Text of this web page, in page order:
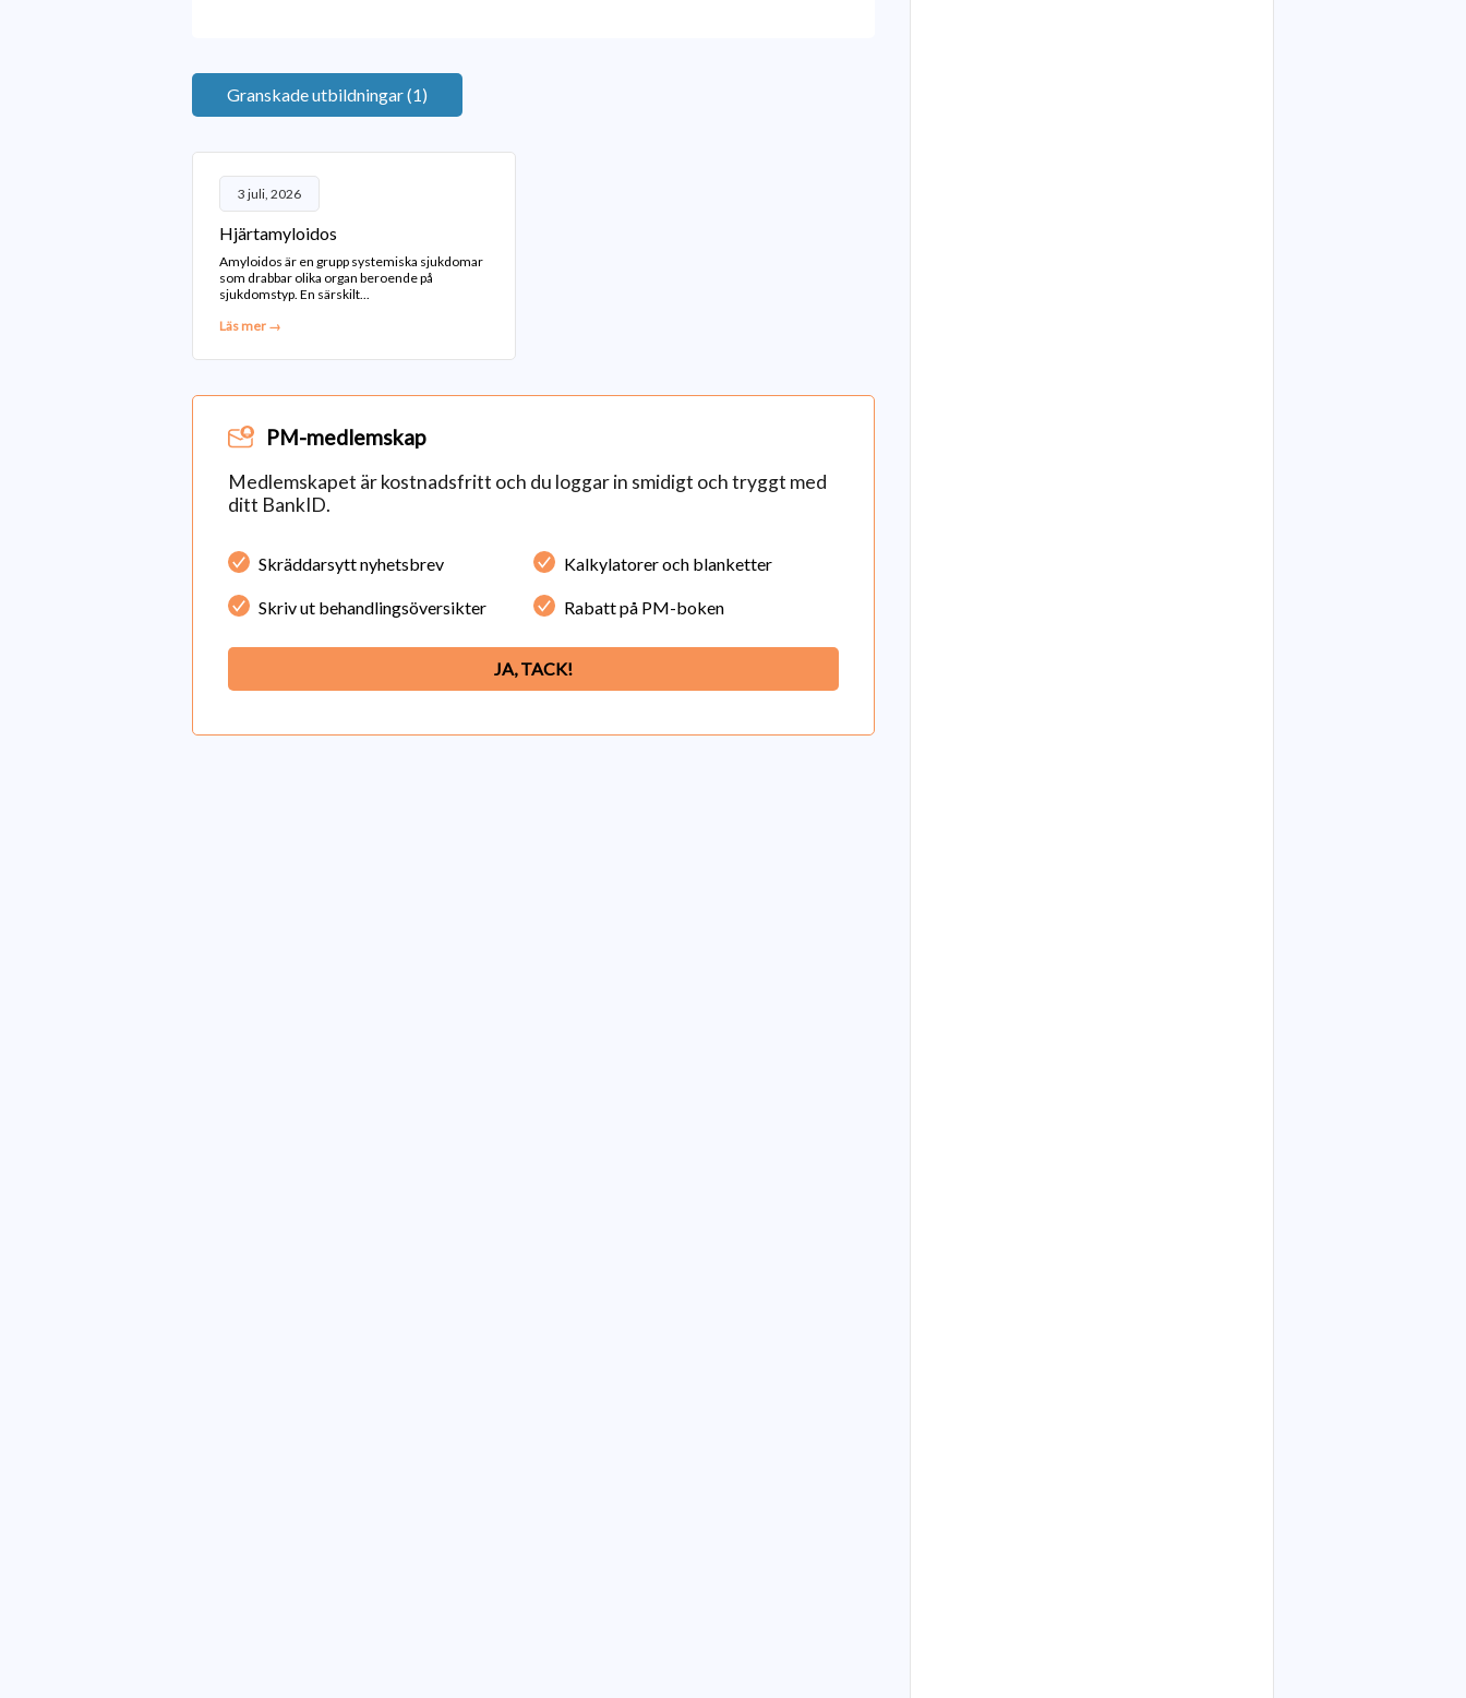
Granskade utbildningar (1)
3 juli, 2026
Hjärtamyloidos
Amyloidos är en grupp systemiska sjukdomar
som drabbar olika organ beroende på
sjukdomstyp. En särskilt...
Läs mer →
PM-medlemskap
Medlemskapet är kostnadsfritt och du loggar in smidigt och tryggt med
ditt BankID.
Skräddarsytt nyhetsbrev Kalkylatorer och blanketter
Skriv ut behandlingsöversikter Rabatt på PM-boken
JA, TACK!